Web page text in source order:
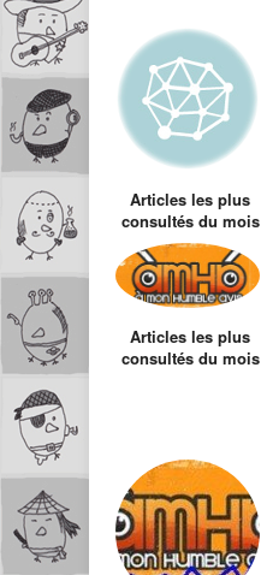
Articles les plus
consultés du mois
d’Août
Articles les plus
consultés du mois